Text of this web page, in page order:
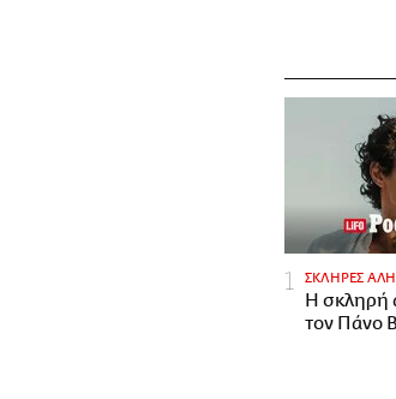
ΣΚΛΗΡΕΣ
H σκληρή
τον Πάνο